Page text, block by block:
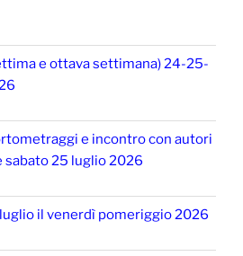
e ottava settimana) 24-25-
e incontro con autori
sabato 25 luglio 2026
il venerdì pomeriggio 2026